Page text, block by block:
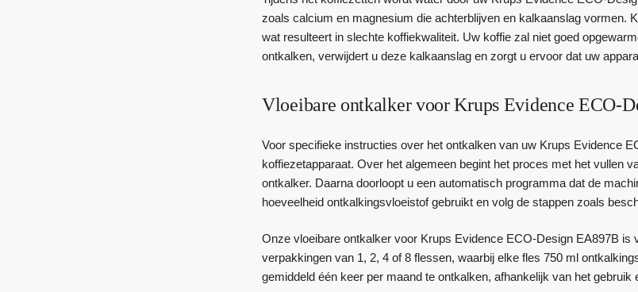
zoals calcium en magnesium die achterblijven en kalkaanslag vormen.
wat resulteert in slechte koffiekwaliteit. Uw koffie zal niet goed
ontkalken, verwijdert u deze kalkaanslag en zorgt u ervoor dat uw
Vloeibare ontkalker voor Krups Evidence ECO-
Voor specifieke instructies over het ontkalken van uw Krups Evidence
koffiezetapparaat. Over het algemeen begint het proces met het vullen
ontkalker. Daarna doorloopt u een automatisch programma dat de
hoeveelheid ontkalkingsvloeistof gebruikt en volg de stappen zoals
Onze vloeibare ontkalker voor Krups Evidence ECO-Design EA897B
verpakkingen van 1, 2, 4 of 8 flessen, waarbij elke fles 750 ml
gemiddeld één keer per maand te ontkalken, afhankelijk van het gebruik